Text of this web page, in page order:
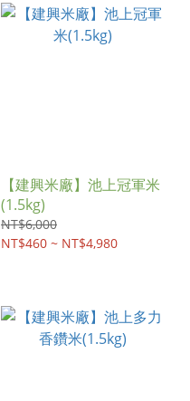
【建興米廠】池上冠軍米
(1.5kg)
NT$6,000
NT$460 ~ NT$4,980